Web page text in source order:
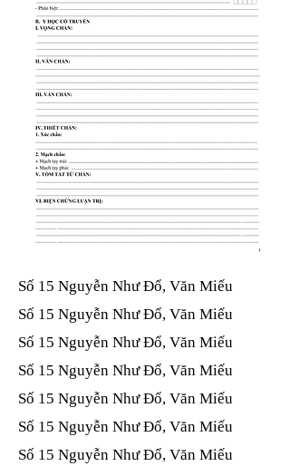
Số 15 Nguyễn Như Đổ, Văn Miếu​​​​
Số 15 Nguyễn Như Đổ, Văn Miếu​​​​
Số 15 Nguyễn Như Đổ, Văn Miếu​​​​
Số 15 Nguyễn Như Đổ, Văn Miếu​​​​
Số 15 Nguyễn Như Đổ, Văn Miếu​​​​
Số 15 Nguyễn Như Đổ, Văn Miếu​​​​
Số 15 Nguyễn Như Đổ, Văn Miếu​​​​